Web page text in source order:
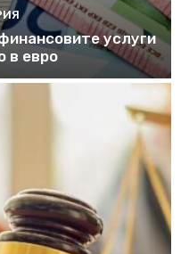
услуги
в евро